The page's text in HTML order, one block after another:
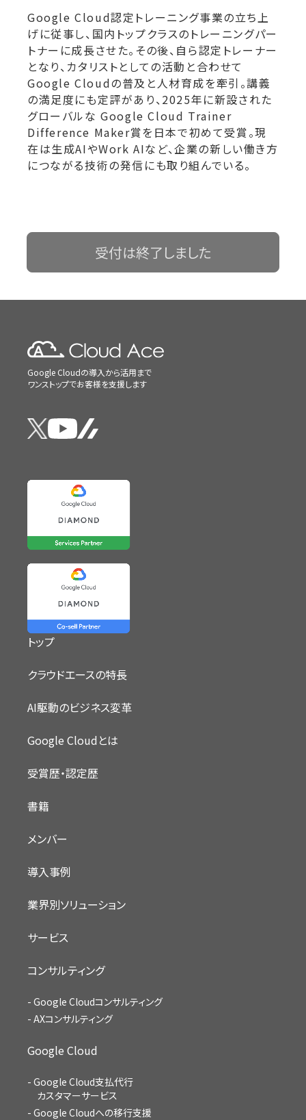
Google Cloud認定トレーニング事業の立ち上
げに従事し、国内トップクラスのトレーニングパー
トナーに成長させた。その後、自ら認定トレーナー
となり、カタリストとしての活動と合わせて
Google Cloudの普及と人材育成を牽引。講義
の満足度にも定評があり、2025年に新設された
グローバルな Google Cloud Trainer
Difference Maker賞を日本で初めて受賞。現
在は生成AIやWork AIなど、企業の新しい働き方
につながる技術の発信にも取り組んでいる。
受付は終了しました
Google Cloudの導入から活用まで
ワンストップでお客様を支援します
トップ
クラウドエースの特長
AI駆動のビジネス変革
Google Cloudとは
受賞歴・認定歴
書籍
メンバー
導入事例
業界別ソリューション
サービス
コンサルティング
Google Cloudコンサルティング
AXコンサルティング
Google Cloud
Google Cloud支払代行
カスタマーサービス
Google Cloudへの移行支援